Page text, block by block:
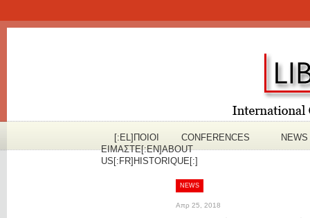
[:EL]ΠOΙΟΙ
ΕΙΜΑΣΤΕ[:EN]ABOUT
US[:FR]HISTORIQUE[:]
CONFERENCES NEWS
NEWS
Απρ 25, 2018